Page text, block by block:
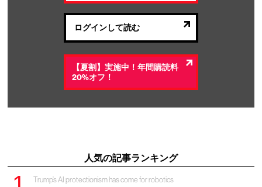
ログインして読む
【夏割】実施中！年間購読料
20%オフ！
人気の記事ランキング
Trump’s AI protectionism has come for robotics